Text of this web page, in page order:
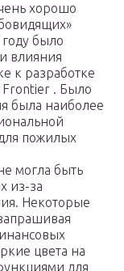
хорошо
было
влияния
к разработке
. Было
была наиболее
пожилых
могла быть
из-за
Некоторые
цвета на
для